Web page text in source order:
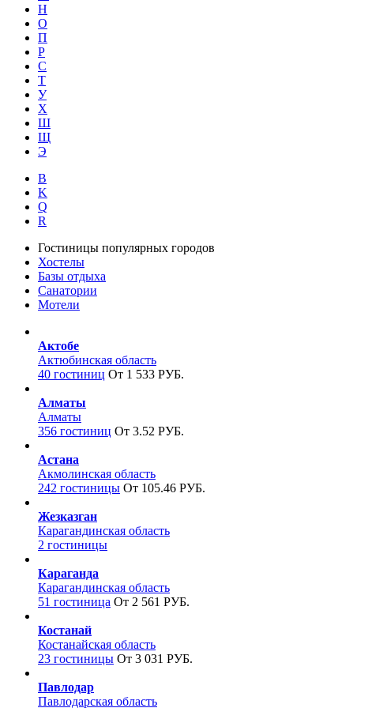
Н
О
П
Р
С
Т
У
Х
Ш
Щ
Э
B
K
Q
R
Гостиницы популярных городов
Хостелы
Базы отдыха
Санатории
Мотели
Актобе
Актюбинская область
40 гостиниц От 1 533 РУБ.
Алматы
Алматы
356 гостиниц От 3.52 РУБ.
Астана
Акмолинская область
242 гостиницы От 105.46 РУБ.
Жезказган
Карагандинская область
2 гостиницы
Караганда
Карагандинская область
51 гостиница От 2 561 РУБ.
Костанай
Костанайская область
23 гостиницы От 3 031 РУБ.
Павлодар
Павлодарская область